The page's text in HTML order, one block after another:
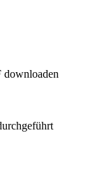
downloaden